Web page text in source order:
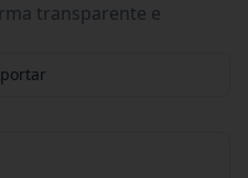
transparente e